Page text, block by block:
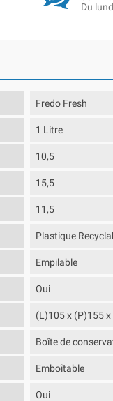
Du
Fredo Fresh
1 Litre
10,5
15,5
11,5
Plastique
Empilable
Oui
(L)105 x (P)155
Boîte de
Emboîtable
Oui